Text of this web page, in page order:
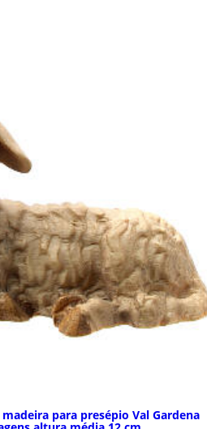
para presépio Val Gardena